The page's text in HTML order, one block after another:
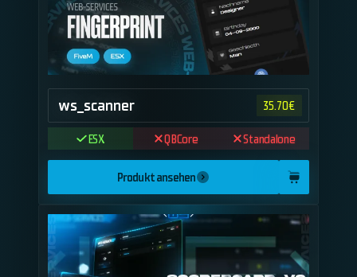
ws_scanner 35.70€
ESX QBCore Standalone
Produkt ansehen